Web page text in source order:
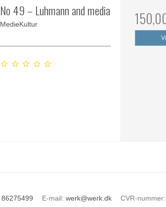
No 49 – Luhmann and media
MedieKultur
86275499 E-mail: werk@werk.dk CVR-nummer: